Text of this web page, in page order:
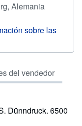
Alemania
del vendedor
Dünndruck. 6500